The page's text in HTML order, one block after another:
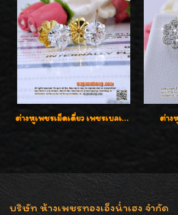
ต่างหูเพชรเม็ดเดี่ยว เพชรเบลเยี่ยมคัท น้ำ 96 H-Color/IF & VVS2/3EX น้ำหนักเพชรรวม 1.83 กะรัต พร้อมใบเซอร์ LAB GIA & HRD เพชรสวยปิ๊ง ราคาขายส่งค่ะ ต่าง
บริษัท ห้างเพชรทองเอ็งน่ำเฮง จำกัด